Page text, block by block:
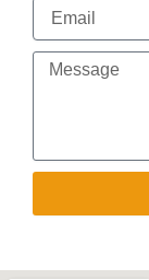
Email
Message